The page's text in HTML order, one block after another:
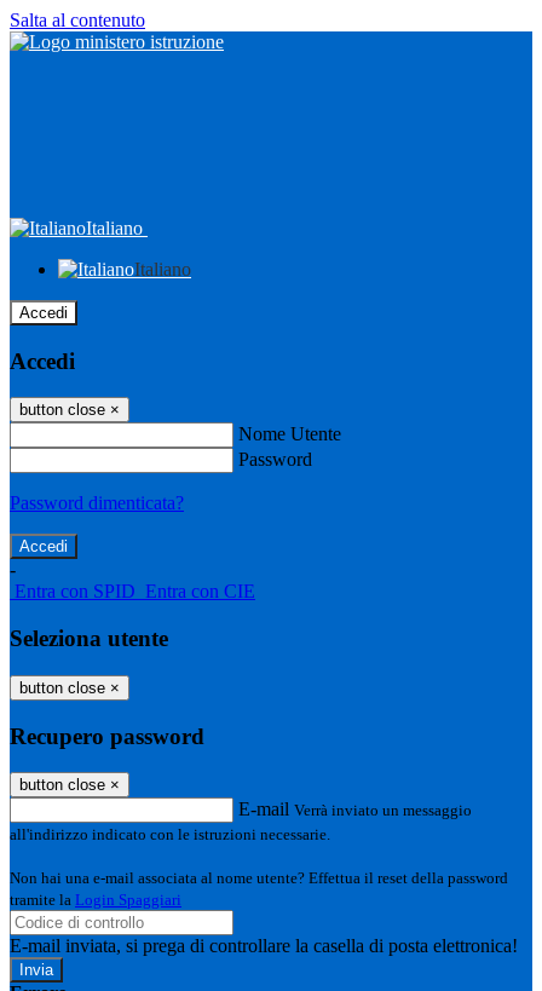
Salta al contenuto
Italiano
Italiano
Accedi
Accedi
button close ×
Nome Utente
Password
Password dimenticata?
-
Entra con SPID Entra con CIE
Seleziona utente
button close ×
Recupero password
button close ×
E-mail Verrà inviato un messaggio
all'indirizzo indicato con le istruzioni necessarie.
Non hai una e-mail associata al nome utente? Effettua il reset della password
tramite la Login Spaggiari
E-mail inviata, si prega di controllare la casella di posta elettronica!